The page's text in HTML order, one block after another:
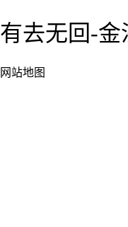
有去无回-金
网站地图